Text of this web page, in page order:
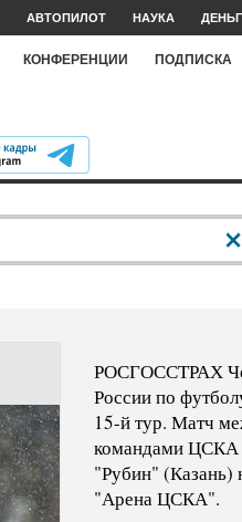
АВТОПИЛОТ НАУКА
КОНФЕРЕНЦИИ ПОДПИСКА
РОСГОССТРАХ
России по
15-й тур. Матч
командами
"Рубин" (Казань)
"Арена ЦСКА".